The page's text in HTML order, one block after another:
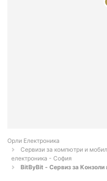
Орли Електроника
Сервизи за компютри и
електроника - София
BitByBit - Сервиз за